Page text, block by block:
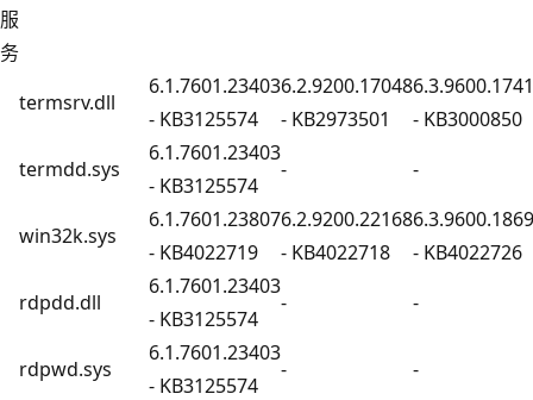
服
务
termsrv.dll
6.1.7601.23403
- KB3125574
6.2.9200.17048
- KB2973501
- KB3000850
termdd.sys
6.1.7601.23403
- KB3125574
- -
win32k.sys
6.1.7601.23807
- KB4022719
6.2.9200.22168
- KB4022718
- KB4022726
rdpdd.dll
6.1.7601.23403
- KB3125574
- -
rdpwd.sys
6.1.7601.23403
- KB3125574
-
-